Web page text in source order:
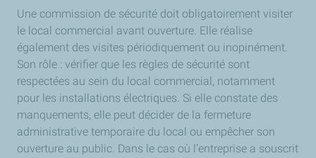
Une commission de sécurité doit obligatoirement visiter
le local commercial avant ouverture. Elle réalise
également des visites périodiquement ou inopinément.
Son rôle : vérifier que les règles de sécurité sont
respectées au sein du local commercial, notamment
pour les installations électriques. Si elle constate des
manquements, elle peut décider de la fermeture
administrative temporaire du local ou empêcher son
ouverture au public. Dans le cas où l’entreprise a souscrit